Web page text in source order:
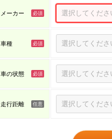
メーカー
車種
車の状態
走行距離